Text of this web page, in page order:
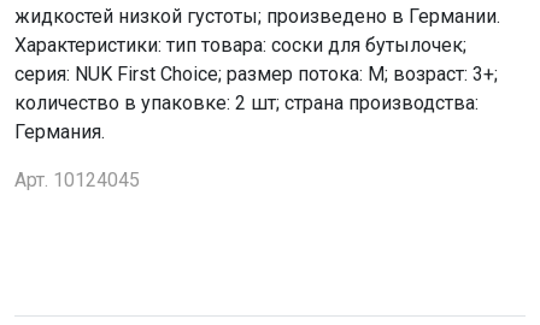
жидкостей низкой густоты; произведено в Германии.
Характеристики: тип товара: соски для бутылочек;
серия: NUK First Choice; размер потока: M; возраст: 3+;
количество в упаковке: 2 шт; страна производства:
Германия.
Арт. 10124045